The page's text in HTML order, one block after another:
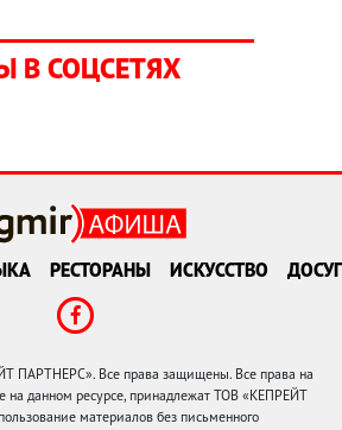
В СОЦСЕТЯХ
РЕСТОРАНЫ ИСКУССТВО ДОСУГ
ПАРТНЕРС». Все права защищены. Все права на
на данном ресурсе, принадлежат ТОВ «КЕПРЕЙТ
материалов без письменного